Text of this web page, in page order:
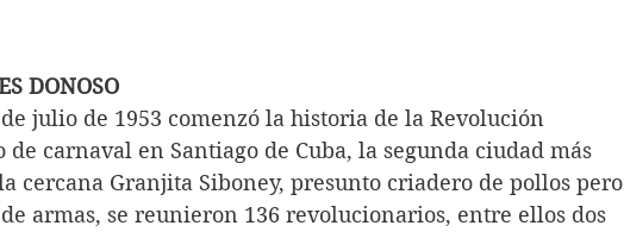
DONOSO
julio de 1953 comenzó la historia de la Revolución
de carnaval en Santiago de Cuba, la segunda ciudad más
cercana Granjita Siboney, presunto criadero de pollos pero
armas, se reunieron 136 revolucionarios, entre ellos dos